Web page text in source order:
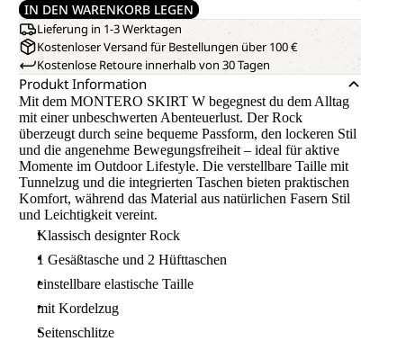
IN DEN WARENKORB LEGEN
Lieferung in 1-3 Werktagen
Kostenloser Versand für Bestellungen über 100 €
Kostenlose Retoure innerhalb von 30 Tagen
Produkt Information
Mit dem MONTERO SKIRT W begegnest du dem Alltag
mit einer unbeschwerten Abenteuerlust. Der Rock
überzeugt durch seine bequeme Passform, den lockeren Stil
und die angenehme Bewegungsfreiheit – ideal für aktive
Momente im Outdoor Lifestyle. Die verstellbare Taille mit
Tunnelzug und die integrierten Taschen bieten praktischen
Komfort, während das Material aus natürlichen Fasern Stil
und Leichtigkeit vereint.
Klassisch designter Rock
1 Gesäßtasche und 2 Hüfttaschen
einstellbare elastische Taille
mit Kordelzug
Seitenschlitze